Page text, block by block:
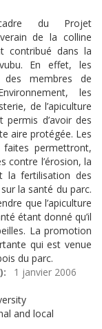
du Projet
de la colline
contribué dans la
En effet, les
des membres de
les
de l’apiculture
d’avoir des
aire protégée. Les
permettront,
contre l’érosion, la
la fertilisation des
la santé du parc.
que l’apiculture
étant donné qu’il
La promotion
qui est venue
du parc.
1 janvier 2006
and local